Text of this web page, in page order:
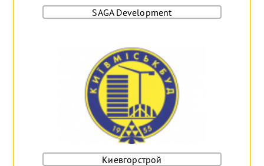
SAGA Development
Киевгорстрой